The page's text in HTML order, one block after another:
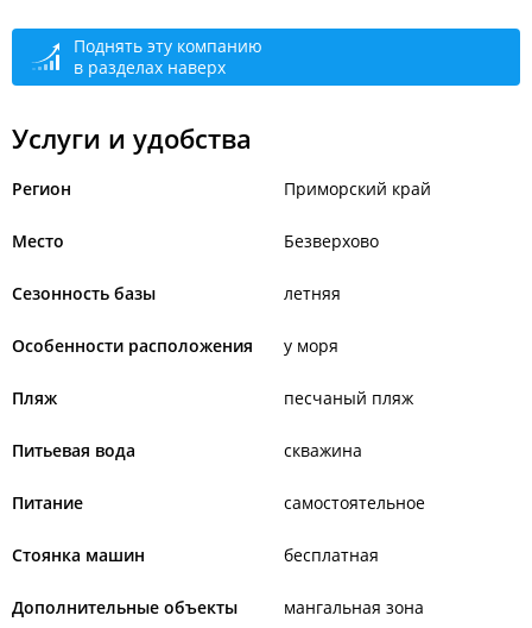
Поднять эту компанию
в разделах наверх
Услуги и удобства
Регион Приморский край
Место Безверхово
Сезонность базы летняя
Особенности расположения у моря
Пляж песчаный пляж
Питьевая вода скважина
Питание самостоятельное
Стоянка машин бесплатная
Дополнительные объекты мангальная зона